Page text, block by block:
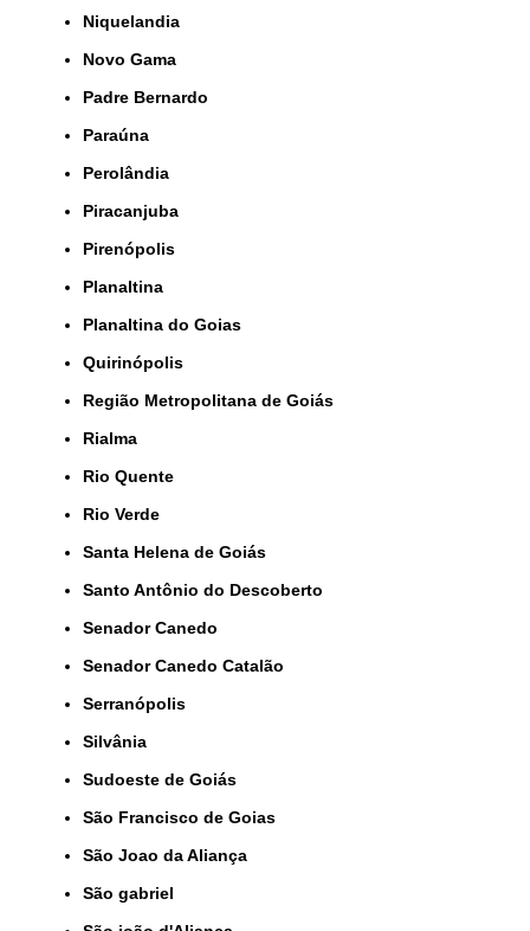
Niquelandia
Novo Gama
Padre Bernardo
Paraúna
Perolândia
Piracanjuba
Pirenópolis
Planaltina
Planaltina do Goias
Quirinópolis
Região Metropolitana de Goiás
Rialma
Rio Quente
Rio Verde
Santa Helena de Goiás
Santo Antônio do Descoberto
Senador Canedo
Senador Canedo Catalão
Serranópolis
Silvânia
Sudoeste de Goiás
São Francisco de Goias
São Joao da Aliança
São gabriel